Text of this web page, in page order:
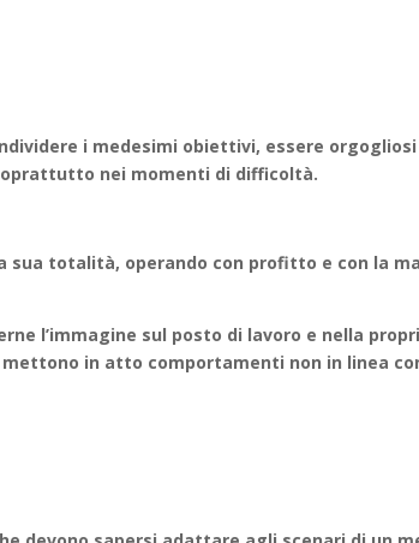
i medesimi obiettivi, essere
nei momenti di difficoltà.
sua totalità, operando con profitto e con la
l’immagine sul posto di lavoro e nella
in atto comportamenti non in linea